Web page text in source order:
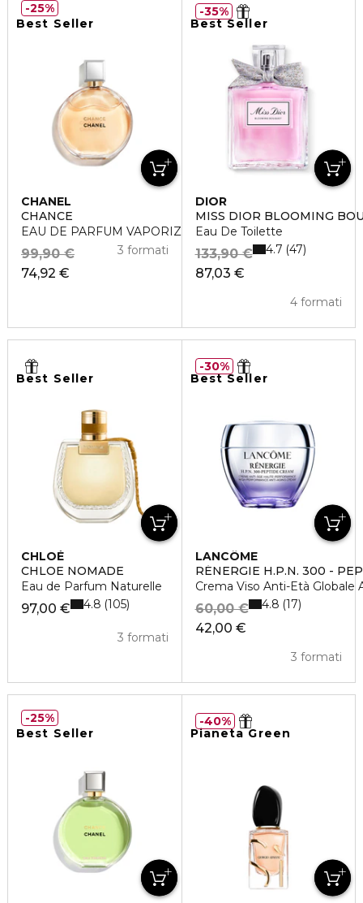
Best Seller
CHANEL
CHANCE
EAU DE PARFUM VAPORIZZATORE
74,92 €
99,90 € 3 formati
25%
Best Seller
DIOR
MISS DIOR BLOOMING
Eau De Toilette
87,03 €
133,90 €
4 formati
4.7 47
35%
Best Seller
CHLOÉ
CHLOE NOMADE
Eau de Parfum Naturelle
97,00 €
3 formati
4.8 105
Best Seller
LANCÔME
RÉNERGIE H.P.N. 300 -
Crema Viso Anti-Età Globale
42,00 €
60,00 €
3 formati
4.8 17
30%
Best Seller
25%
Pianeta Green
40%